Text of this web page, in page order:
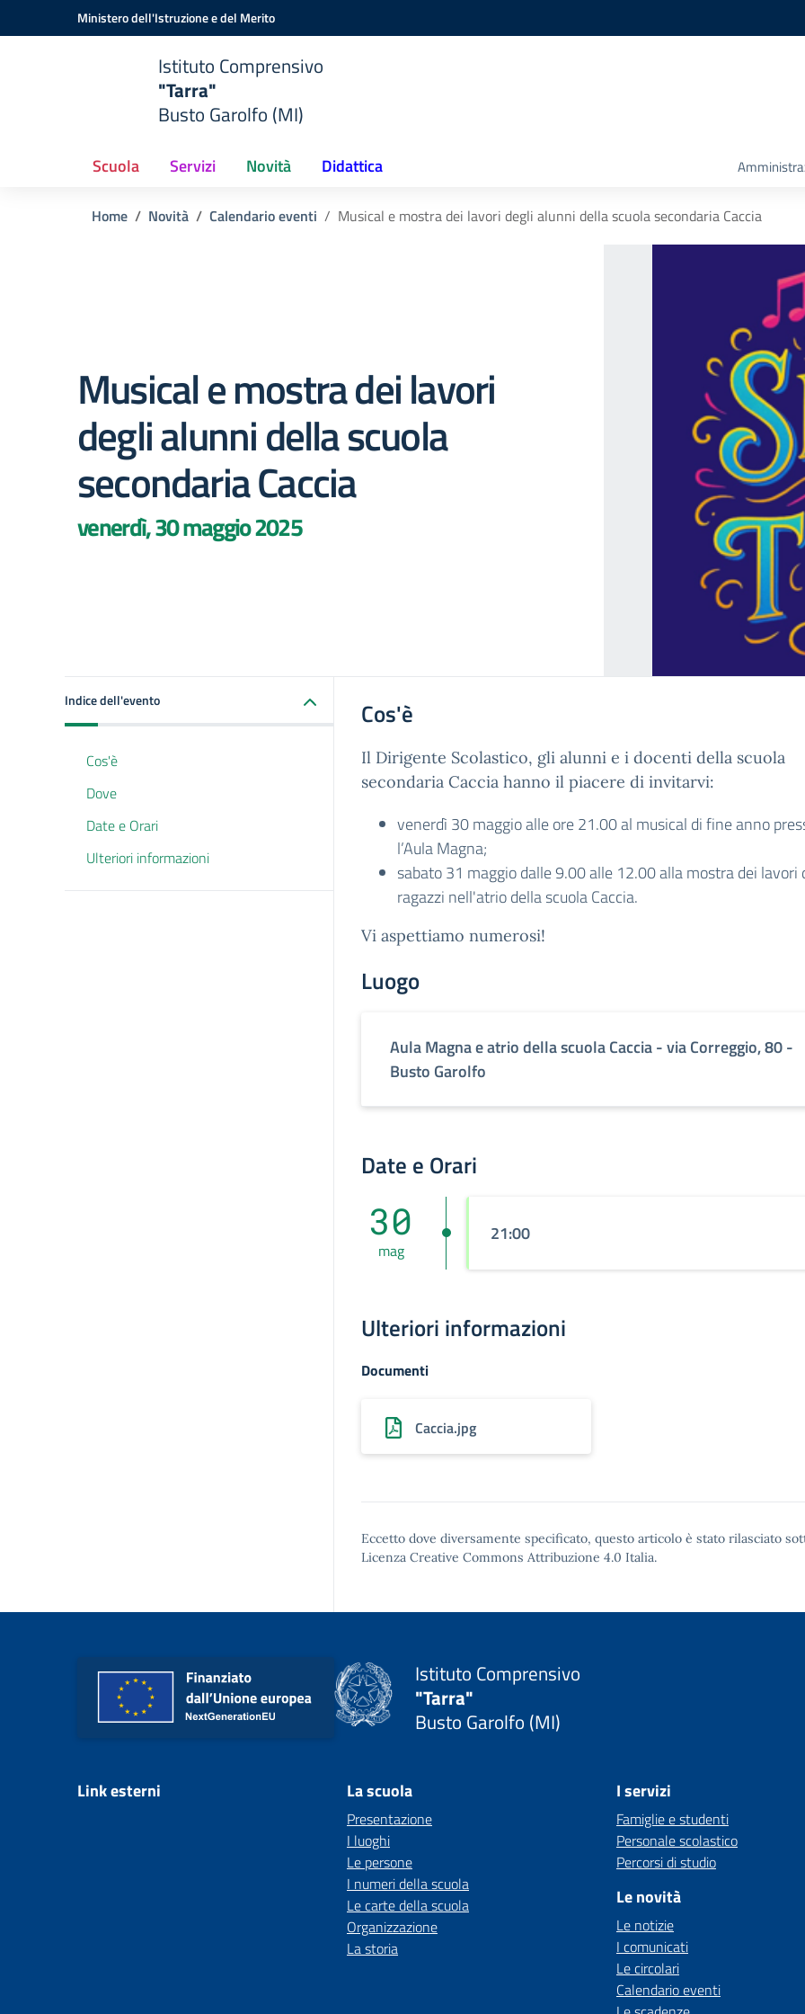
Vai ai contenuti
Vai al menu di navigazioneMinistero dell'Istruzione e del Merito
Istituto Comprensivo
"Tarra"
Busto Garolfo (MI)
Scuola Servizi Novità Didattica
Home Novità Calendario eventi Musical e mostra dei lavori degli alunni della scuola secondaria Caccia
Musical e mostra dei lavori
degli alunni della scuola
secondaria Caccia
venerdì, 30 maggio 2025
Indice dell'evento
Cos'è
Dove
Date e Orari
Ulteriori informazioni
Cos'è
Il Dirigente Scolastico, gli alunni e i docenti della scuola
secondaria Caccia hanno il piacere di invitarvi:
venerdì 30 maggio alle ore 21.00 al musical di fine anno
l’Aula Magna;
sabato 31 maggio dalle 9.00 alle 12.00 alla mostra dei lavori
ragazzi nell'atrio della scuola Caccia.
Vi aspettiamo numerosi!
Luogo
Aula Magna e atrio della scuola Caccia - via Correggio, 80 -
Busto Garolfo
Date e Orari
30
mag
21:00
Ulteriori informazioni
Documenti
Caccia.jpg
Eccetto dove diversamente specificato, questo articolo è stato rilasciato
Licenza Creative Commons Attribuzione 4.0 Italia.
Istituto Comprensivo
"Tarra"
Busto Garolfo (MI)
Link esterni La scuola
Presentazione
I luoghi
Le persone
I numeri della scuola
Le carte della scuola
Organizzazione
La storia
I servizi
Famiglie e studenti
Personale scolastico
Percorsi di studio
Le novità
Le notizie
I comunicati
Le circolari
Calendario eventi